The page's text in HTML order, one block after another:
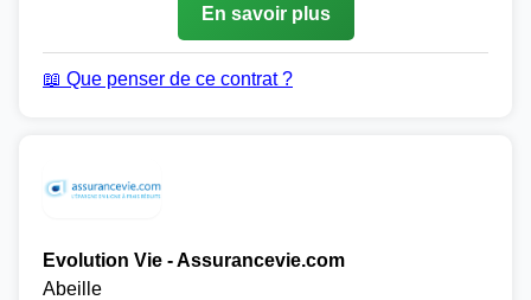
En savoir plus
📖 Que penser de ce contrat ?
Evolution Vie - Assurancevie.com
Abeille